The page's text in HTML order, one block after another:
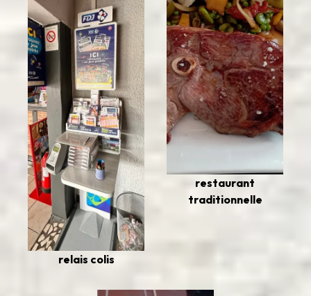
relais colis
restaurant
traditionnelle